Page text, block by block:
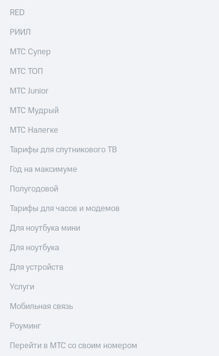
RED
РИИЛ
МТС Супер
МТС ТОП
МТС Junior
МТС Мудрый
МТС Налегке
Тарифы для спутникового ТВ
Год на максимуме
Полугодовой
Тарифы для часов и модемов
Для ноутбука мини
Для ноутбука
Для устройств
Услуги
Мобильная связь
Роуминг
Перейти в МТС со своим номером